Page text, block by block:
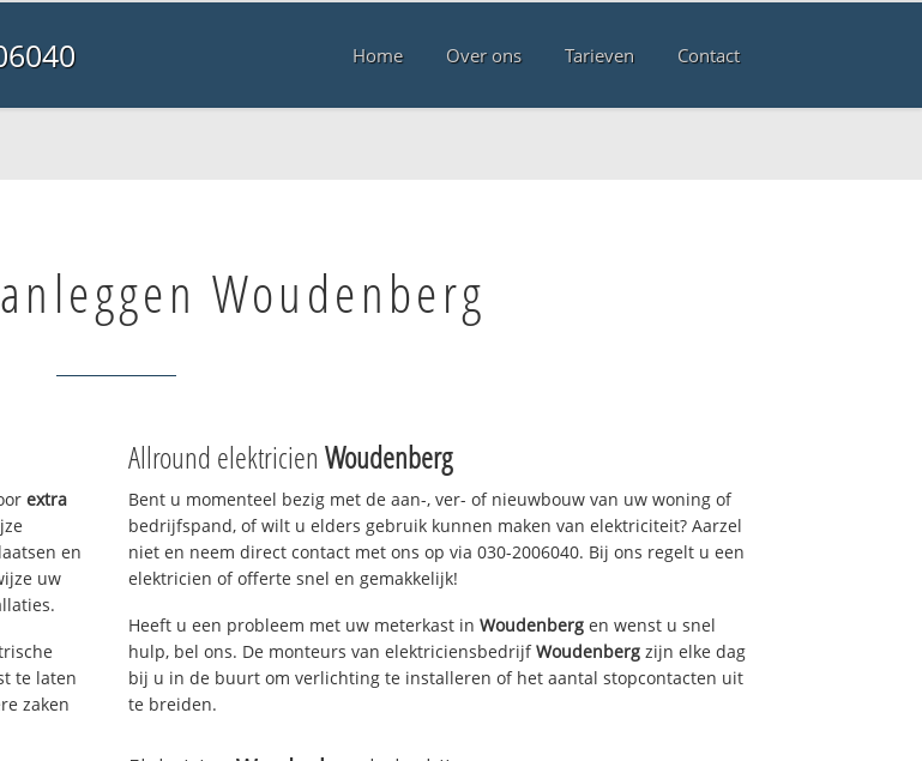
Home Over ons Tarieven Contact
Woudenberg
extra
en
uw
te laten
zaken
Allround elektricien Woudenberg
Bent u momenteel bezig met de aan-, ver- of nieuwbouw van uw woning of
bedrijfspand, of wilt u elders gebruik kunnen maken van elektriciteit? Aarzel
niet en neem direct contact met ons op via 030-2006040. Bij ons regelt u een
elektricien of offerte snel en gemakkelijk!
Heeft u een probleem met uw meterkast in Woudenberg en wenst u snel
hulp, bel ons. De monteurs van elektriciensbedrijfWoudenberg zijn elke dag
bij u in de buurt om verlichting te installeren of het aantal stopcontacten uit
te breiden.